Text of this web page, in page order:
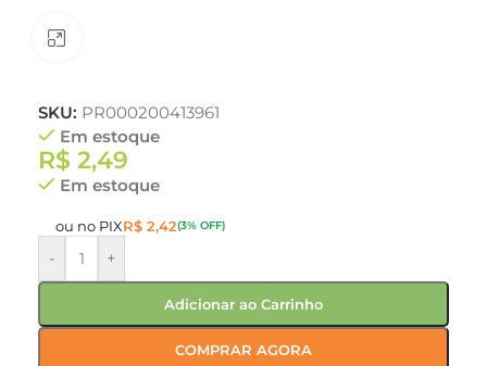
SKU: PR000200413961
Em estoque
R$ 2,49
Em estoque
ou no PIXR$ 2,42(3% OFF)
- +
Adicionar ao Carrinho
COMPRAR AGORA